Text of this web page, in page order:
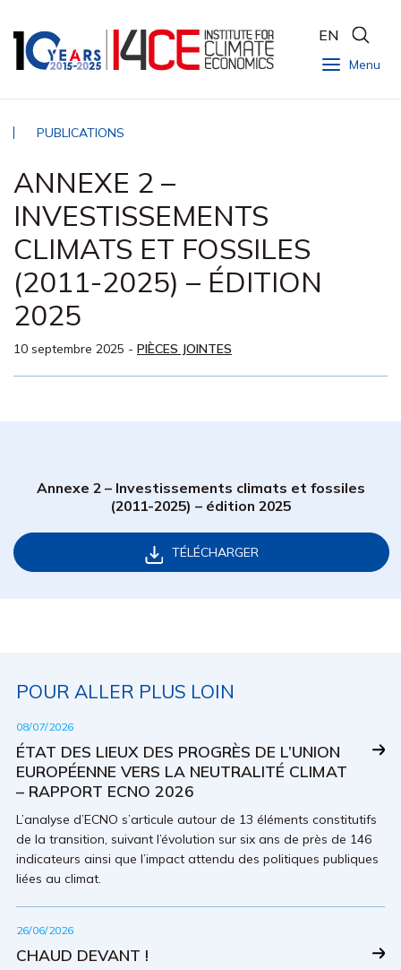
Menu
EN
PUBLICATIONS
ANNEXE 2 –
INVESTISSEMENTS
CLIMATS ET FOSSILES
(2011-2025) – ÉDITION
2025
10 septembre 2025 - PIÈCES JOINTES
Annexe 2 – Investissements climats et fossiles
(2011-2025) – édition 2025
TÉLÉCHARGER
POUR ALLER PLUS LOIN
08/07/2026
ÉTAT DES LIEUX DES PROGRÈS DE L’UNION
EUROPÉENNE VERS LA NEUTRALITÉ CLIMAT
– RAPPORT ECNO 2026
L’analyse d’ECNO s’articule autour de 13 éléments constitutifs
de la transition, suivant l’évolution sur six ans de près de 146
indicateurs ainsi que l’impact attendu des politiques publiques
liées au climat.
26/06/2026
CHAUD DEVANT !